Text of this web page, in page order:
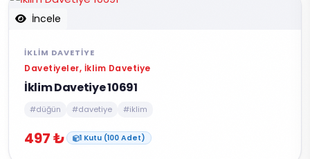
İncele
İKLIM DAVETIYE
Davetiyeler, İklim Davetiye
İklim Davetiye 10691
#düğün #davetiye #iklim
497 ₺ 1 Kutu (100 Adet)